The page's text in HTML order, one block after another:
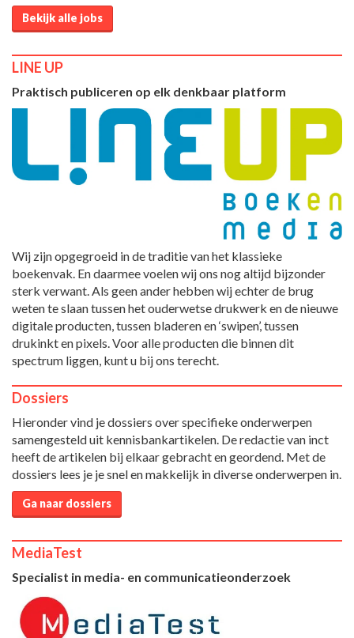
Bekijk alle jobs
LINE UP
Praktisch publiceren op elk denkbaar platform
Wij zijn opgegroeid in de traditie van het klassieke
boekenvak. En daarmee voelen wij ons nog altijd bijzonder
sterk verwant. Als geen ander hebben wij echter de brug
weten te slaan tussen het ouderwetse drukwerk en de nieuwe
digitale producten, tussen bladeren en ‘swipen’, tussen
drukinkt en pixels. Voor alle producten die binnen dit
spectrum liggen, kunt u bij ons terecht.
Dossiers
Hieronder vind je dossiers over specifieke onderwerpen
samengesteld uit kennisbankartikelen. De redactie van inct
heeft de artikelen bij elkaar gebracht en geordend. Met de
dossiers lees je je snel en makkelijk in diverse onderwerpen in.
Ga naar dossiers
MediaTest
Specialist in media- en communicatieonderzoek